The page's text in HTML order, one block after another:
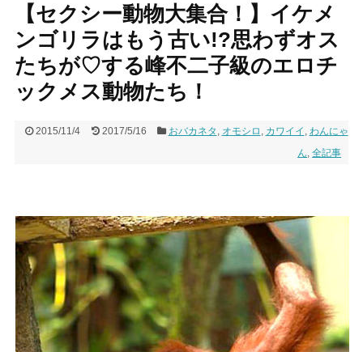
【セクシー動物大集合！】イケメ
ンゴリラはもう古い!?思わずオス
たちが♡する峰不二子級のエロチ
ックメス動物たち！
2015/11/4 2017/5/16 おバカネタ オモシロ カワイイ
わんにゃ
ん ,全記事